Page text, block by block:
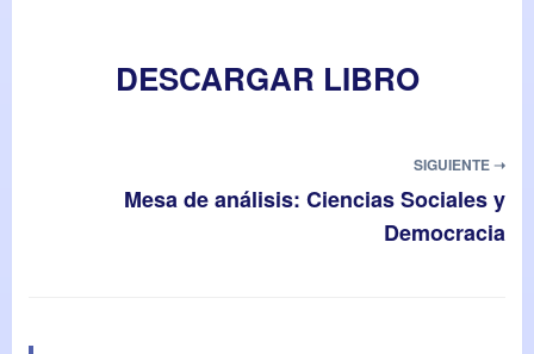
DESCARGAR LIBRO
SIGUIENTE ➝
Mesa de análisis: Ciencias Sociales y
Democracia